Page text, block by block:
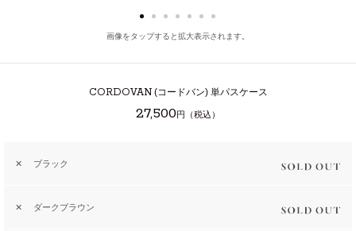
画像をタップすると拡大表示されます。
CORDOVAN(コードバン) 単パスケース
27,500円（税込）
✕ ブラック
✕ ダークブラウン